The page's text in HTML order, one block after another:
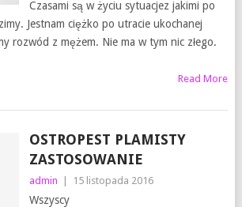
Czasami są w życiu sytuacjez jakimi po
Jestnam ciężko po utracie ukochanej
rozwód z mężem. Nie ma w tym nic złego.
Read More
OSTROPEST PLAMISTY
ZASTOSOWANIE
admin 15 listopada 2016
Wszyscy